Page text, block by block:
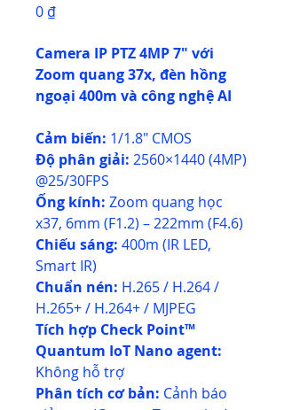
0 ₫Giá
Camera IP PTZ 4MP 7" với
Zoom quang 37x, đèn hồng
ngoại 400m và công nghệ AI
Cảm biến: 1/1.8" CMOS
Độ phân giải: 2560×1440 (4MP)
@25/30FPS
Ống kính: Zoom quang học
x37, 6mm (F1.2) – 222mm (F4.6)
Chiếu sáng: 400m (IR LED,
Smart IR)
Chuẩn nén: H.265 / H.264 /
H.265+ / H.264+ / MJPEG
Tích hợp Check Point™
Quantum IoT Nano agent:
Không hỗ trợ
Phân tích cơ bản: Cảnh báo